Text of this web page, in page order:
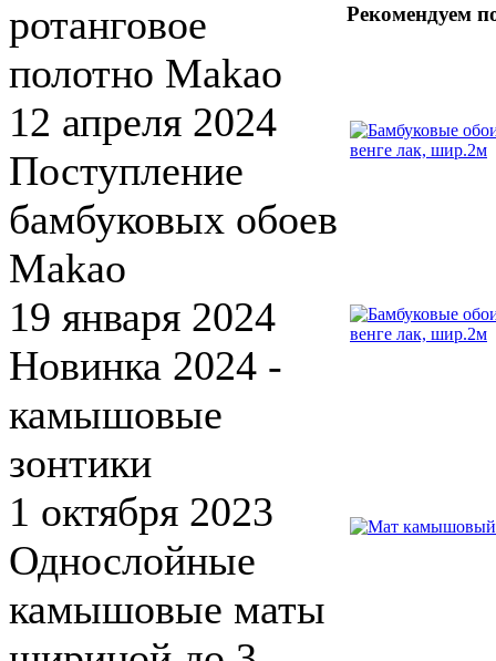
ротанговое
полотно Makao
12 апреля 2024
Поступление
бамбуковых обоев
Makao
19 января 2024
Новинка 2024 -
камышовые
зонтики
1 октября 2023
Однослойные
камышовые маты
Рекомендуем